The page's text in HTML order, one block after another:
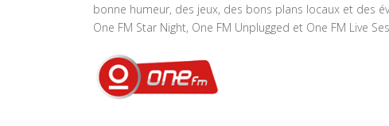
bonne humeur, des jeux, des bons plans locaux et des
One FM Star Night, One FM Unplugged et One FM Live